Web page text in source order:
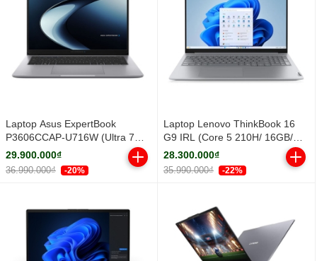
Laptop Asus ExpertBook
P3606CCAP-U716W (Ultra 7
255H/ 16GB/ 512GB SSD/ 16
inch WUXGA/ Win11/ Grey)
29.900.000₫
36.990.000₫ -20%
Laptop Lenovo ThinkBook 16
G9 IRL (Core 5 210H/ 16GB/
512GB SSD/ 16 inch WUXGA/
Win11/ Grey/ Vỏ nhôm/ 2Y)
28.300.000₫
35.990.000₫ -22%